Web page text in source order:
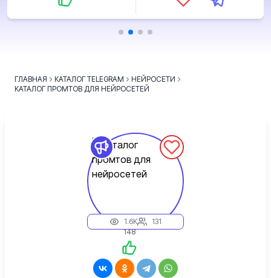
ГЛАВНАЯ КАТАЛОГ TELEGRAM
НЕЙРОСЕТИ
КАТАЛОГ ПРОМТОВ ДЛЯ НЕЙРОСЕТЕЙ
1.6K
131
148